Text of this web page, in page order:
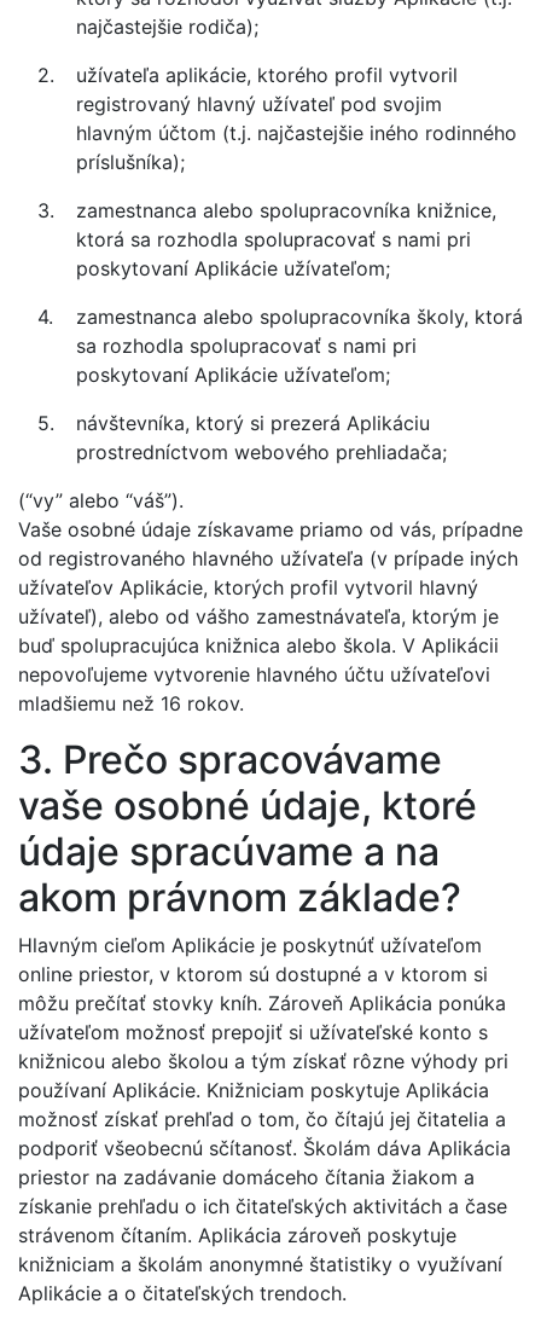
najčastejšie rodiča);
užívateľa aplikácie, ktorého profil vytvoril
registrovaný hlavný užívateľ pod svojim
hlavným účtom (t.j. najčastejšie iného rodinného
príslušníka);
zamestnanca alebo spolupracovníka knižnice,
ktorá sa rozhodla spolupracovať s nami pri
poskytovaní Aplikácie užívateľom;
zamestnanca alebo spolupracovníka školy, ktorá
sa rozhodla spolupracovať s nami pri
poskytovaní Aplikácie užívateľom;
návštevníka, ktorý si prezerá Aplikáciu
prostredníctvom webového prehliadača;
(“vy” alebo “váš”).
Vaše osobné údaje získavame priamo od vás, prípadne
od registrovaného hlavného užívateľa (v prípade iných
užívateľov Aplikácie, ktorých profil vytvoril hlavný
užívateľ), alebo od vášho zamestnávateľa, ktorým je
buď spolupracujúca knižnica alebo škola. V Aplikácii
nepovoľujeme vytvorenie hlavného účtu užívateľovi
mladšiemu než 16 rokov.
3. Prečo spracovávame
vaše osobné údaje, ktoré
údaje spracúvame a na
akom právnom základe?
Hlavným cieľom Aplikácie je poskytnúť užívateľom
online priestor, v ktorom sú dostupné a v ktorom si
môžu prečítať stovky kníh. Zároveň Aplikácia ponúka
užívateľom možnosť prepojiť si užívateľské konto s
knižnicou alebo školou a tým získať rôzne výhody pri
používaní Aplikácie. Knižniciam poskytuje Aplikácia
možnosť získať prehľad o tom, čo čítajú jej čitatelia a
podporiť všeobecnú sčítanosť. Školám dáva Aplikácia
priestor na zadávanie domáceho čítania žiakom a
získanie prehľadu o ich čitateľských aktivitách a čase
strávenom čítaním. Aplikácia zároveň poskytuje
knižniciam a školám anonymné štatistiky o využívaní
Aplikácie a o čitateľských trendoch.